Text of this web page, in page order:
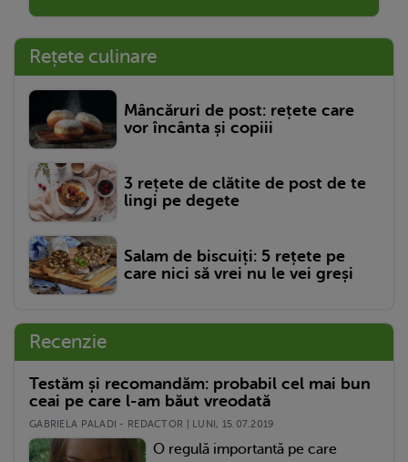
Rețete culinare
Mâncăruri de post: rețete care
vor încânta și copiii
3 rețete de clătite de post de te
lingi pe degete
Salam de biscuiți: 5 rețete pe
care nici să vrei nu le vei greși
Recenzie
Testăm și recomandăm: probabil cel mai bun
ceai pe care l-am băut vreodată
GABRIELA PALADI - REDACTOR | LUNI, 15.07.2019
O regulă importantă pe care